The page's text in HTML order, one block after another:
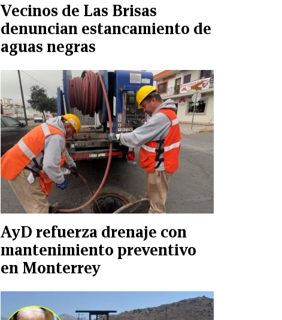
Vecinos de Las Brisas
denuncian estancamiento de
aguas negras
AyD refuerza drenaje con
mantenimiento preventivo
en Monterrey